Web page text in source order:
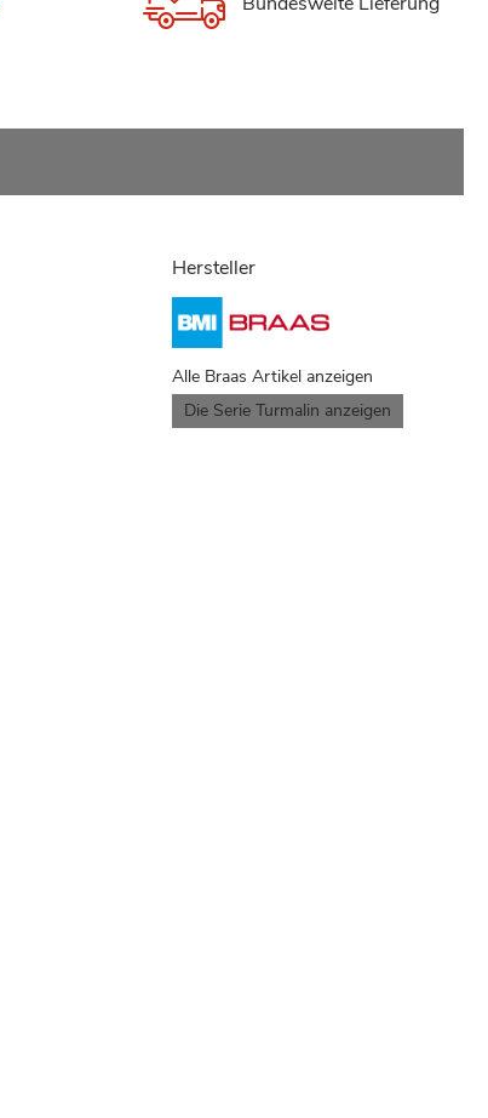
Hersteller
Alle Braas Artikel anzeigen
Die Serie Turmalin anzeigen